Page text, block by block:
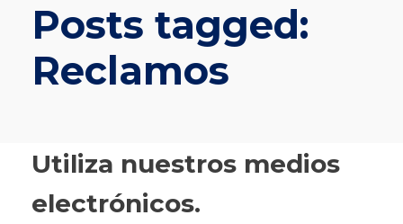
Posts tagged:
Reclamos
Utiliza nuestros medios
electrónicos.